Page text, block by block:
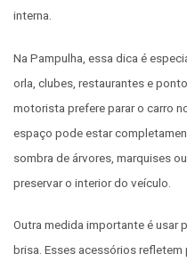
interna.
Na Pampulha, essa dica é
orla, clubes, restaurantes e
motorista prefere parar o carro
espaço pode estar
sombra de árvores, marquises
preservar o interior do veículo.
Outra medida importante é usar
brisa. Esses acessórios refletem